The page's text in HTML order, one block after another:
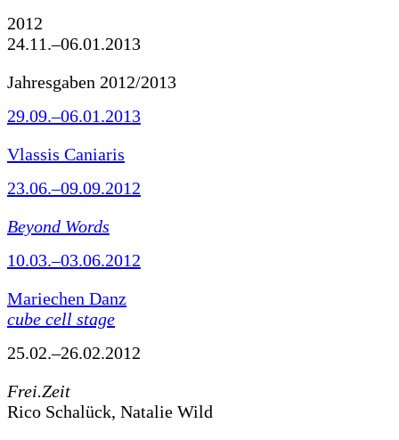
2012
24.11.–06.01.2013
Jahresgaben 2012/2013
29.09.–06.01.2013
Vlassis Caniaris
23.06.–09.09.2012
Beyond Words
10.03.–03.06.2012
Mariechen Danz
cube cell stage
25.02.–26.02.2012
Frei.Zeit
Rico Schalück, Natalie Wild